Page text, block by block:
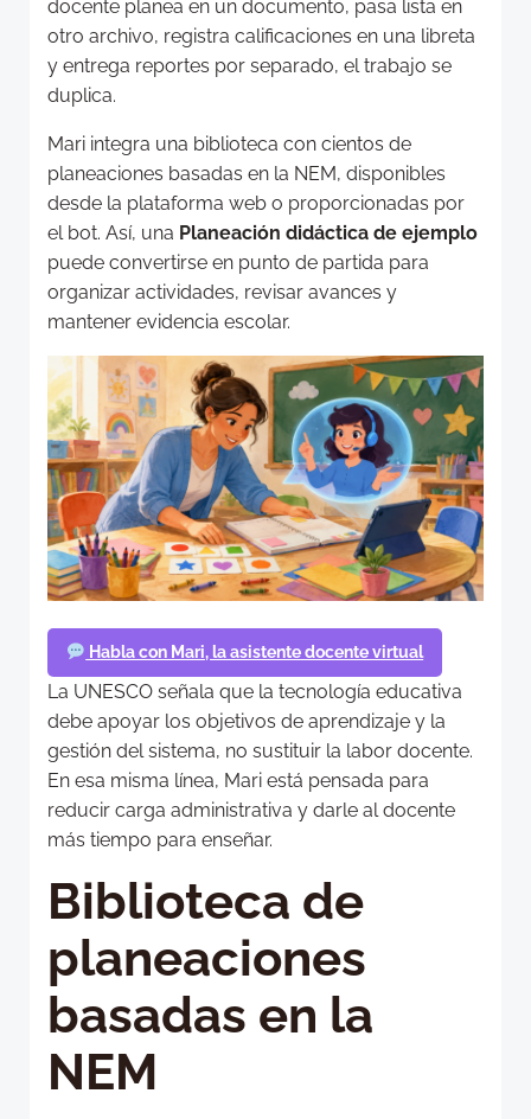
docente planea en un documento, pasa lista en
otro archivo, registra calificaciones en una libreta
y entrega reportes por separado, el trabajo se
duplica.
Mari integra una biblioteca con cientos de
planeaciones basadas en la NEM, disponibles
desde la plataforma web o proporcionadas por
el bot. Así, una Planeación didáctica de ejemplo
puede convertirse en punto de partida para
organizar actividades, revisar avances y
mantener evidencia escolar.
Habla con Mari, la asistente docente virtual
La UNESCO señala que la tecnología educativa
debe apoyar los objetivos de aprendizaje y la
gestión del sistema, no sustituir la labor docente.
En esa misma línea, Mari está pensada para
reducir carga administrativa y darle al docente
más tiempo para enseñar.
Biblioteca de
planeaciones
basadas en la
NEM